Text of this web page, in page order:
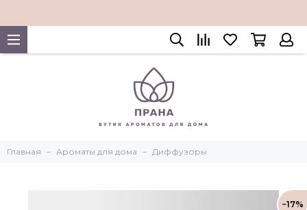
Главная Ароматы для дома Диффузоры
−17%